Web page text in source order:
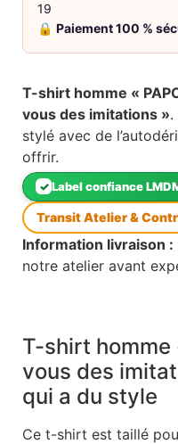
19
🔒 Paiement 100 %
T-shirt homme «
vous des imitations ».
stylé avec de
offrir.
✓ Label confiance
Transit Atelier &
Information livraison :
notre atelier avant
T-shirt homme
vous des
qui a du style
Ce t-shirt est taillé